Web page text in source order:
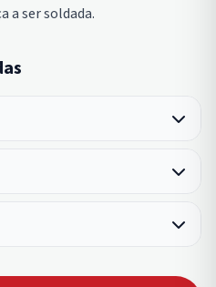
a ser soldada.